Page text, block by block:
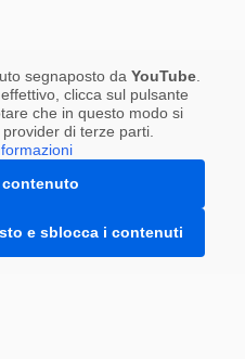
segnaposto da YouTube
clicca sul pulsante
che in questo modo si
di terze parti.
e sblocca i contenuti